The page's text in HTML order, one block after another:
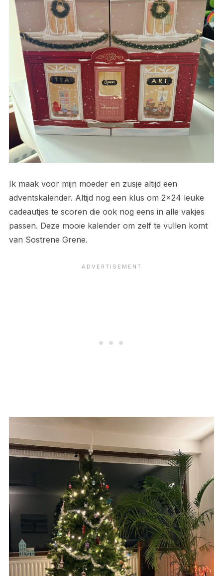
Ik maak voor mijn moeder en zusje altijd een
adventskalender. Altijd nog een klus om 2×24 leuke
cadeautjes te scoren die ook nog eens in alle vakjes
passen. Deze mooie kalender om zelf te vullen komt
van Sostrene Grene.